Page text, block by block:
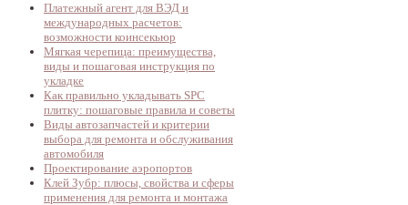
Платежный агент для ВЭД и
международных расчетов:
возможности коинсекьюр
Мягкая черепица: преимущества,
виды и пошаговая инструкция по
укладке
Как правильно укладывать SPC
плитку: пошаговые правила и советы
Виды автозапчастей и критерии
выбора для ремонта и обслуживания
автомобиля
Проектирование аэропортов
Клей Зубр: плюсы, свойства и сферы
применения для ремонта и монтажа